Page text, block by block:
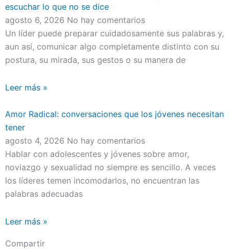
escuchar lo que no se dice
agosto 6, 2026 No hay comentarios
Un líder puede preparar cuidadosamente sus palabras y,
aun así, comunicar algo completamente distinto con su
postura, su mirada, sus gestos o su manera de
Leer más »
Amor Radical: conversaciones que los jóvenes necesitan
tener
agosto 4, 2026 No hay comentarios
Hablar con adolescentes y jóvenes sobre amor,
noviazgo y sexualidad no siempre es sencillo. A veces
los líderes temen incomodarlos, no encuentran las
palabras adecuadas
Leer más »
Compartir